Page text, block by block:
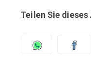
Teilen Sie dieses